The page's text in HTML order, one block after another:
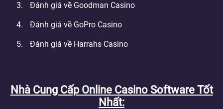
Đánh giá về Goodman Casino
Đánh giá về GoPro Casino
Đánh giá về Harrahs Casino
Nhà Cung Cấp Online Casino Software Tốt
Nhất